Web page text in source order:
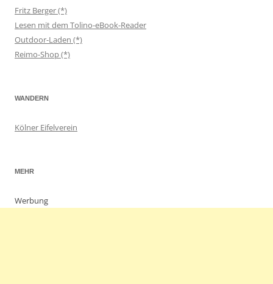
Fritz Berger (*)
Lesen mit dem Tolino-eBook-Reader
Outdoor-Laden (*)
Reimo-Shop (*)
WANDERN
Kölner Eifelverein
MEHR
Werbung